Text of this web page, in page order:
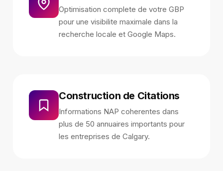
Optimisation complete de votre GBP
pour une visibilite maximale dans la
recherche locale et Google Maps.
Construction de Citations
Informations NAP coherentes dans
plus de 50 annuaires importants pour
les entreprises de Calgary.